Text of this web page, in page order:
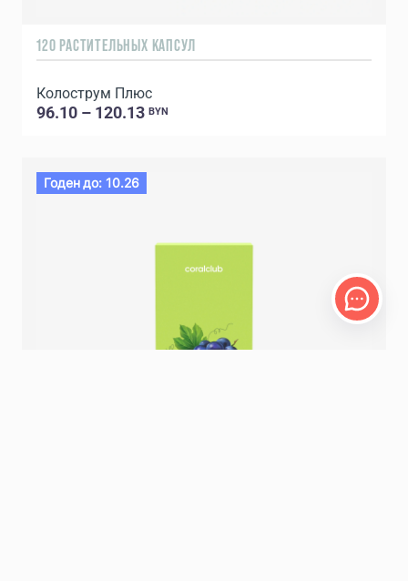
120 РАСТИТЕЛЬНЫХ КАПСУЛ
Колострум Плюс
96.10 – 120.13 BYN
Годен до: 10.26